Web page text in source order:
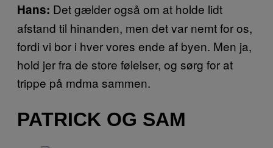
Hans: Det gælder også om at holde lidt
afstand til hinanden, men det var nemt for os,
fordi vi bor i hver vores ende af byen. Men ja,
hold jer fra de store følelser, og sørg for at
trippe på mdma sammen.
PATRICK OG SAM